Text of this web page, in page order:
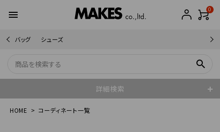
menu 0
バッグ シューズ
search
詳細検索
HOME コーディネート一覧